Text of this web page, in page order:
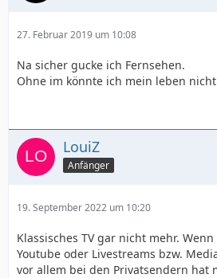
27. Februar 2019 um 10:08
Na sicher gucke ich Fernsehen.
Ohne im könnte ich mein leben
LouiZ
Anfänger
19. September 2022 um 10:20
Klassisches TV gar nicht mehr.
Youtube oder Livestreams bzw.
vor allem bei den Privatsendern hat